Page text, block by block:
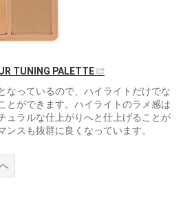
TUNING PALETTE
なっているので、ハイライトだけでな
とができます。ハイライトのラメ感は
ュラルな仕上がりへと仕上げることが
ンスも抜群に良くなっています。